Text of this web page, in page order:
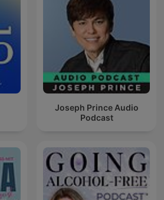
Joseph Prince Audio
Podcast